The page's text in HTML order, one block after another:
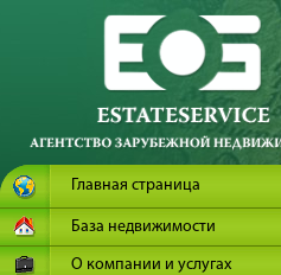
Главная страница
База недвижимости
О компании и услугах